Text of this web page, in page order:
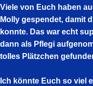
Viele von Euch haben
Molly gespendet, damit
konnte. Das war echt
dann als Pflegi
tolles Plätzchen
Ich könnte Euch so viel